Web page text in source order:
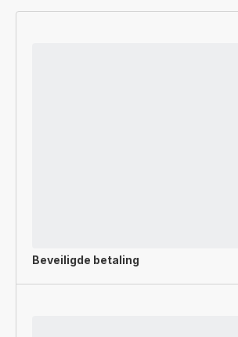
Beveiligde betaling